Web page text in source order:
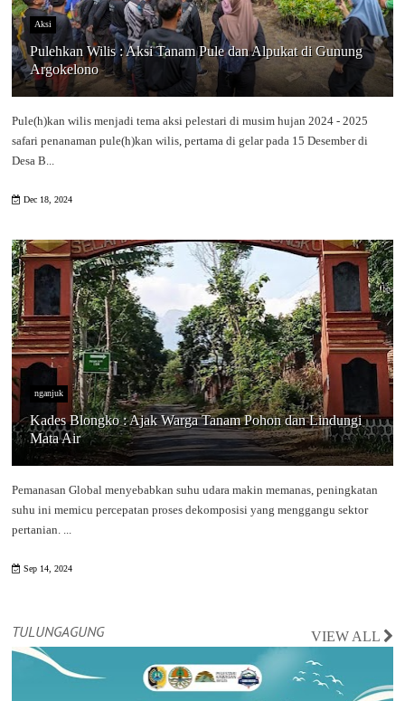
Aksi
Pulehkan Wilis : Aksi Tanam Pule dan Alpukat di Gunung
Argokelono
Pule(h)kan wilis menjadi tema aksi pelestari di musim hujan 2024 - 2025
safari penanaman pule(h)kan wilis, pertama di gelar pada 15 Desember di
Desa B...
Dec 18, 2024
nganjuk
Kades Blongko : Ajak Warga Tanam Pohon dan Lindungi
Mata Air
Pemanasan Global menyebabkan suhu udara makin memanas, peningkatan
suhu ini memicu percepatan proses dekomposisi yang menggangu sektor
pertanian. ...
Sep 14, 2024
TULUNGAGUNG VIEW ALL